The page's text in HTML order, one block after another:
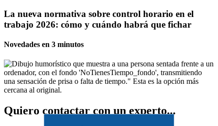
La nueva normativa sobre control horario en el
trabajo 2026: cómo y cuándo habrá que fichar
Novedades en 3 minutos
Quiero contactar con un experto...